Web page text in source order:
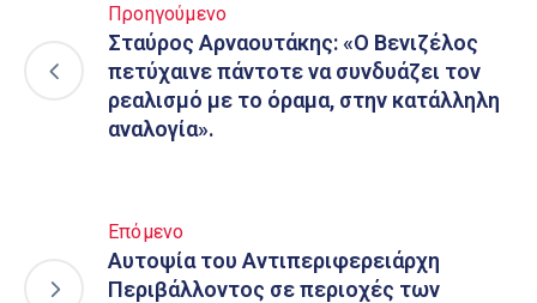
Προηγούμενο
Σταύρος Αρναουτάκης: «Ο Βενιζέλος
πετύχαινε πάντοτε να συνδυάζει τον
ρεαλισμό με το όραμα, στην κατάλληλη
αναλογία».
Επόμενο
Αυτοψία του Αντιπεριφερειάρχη
Περιβάλλοντος σε περιοχές των